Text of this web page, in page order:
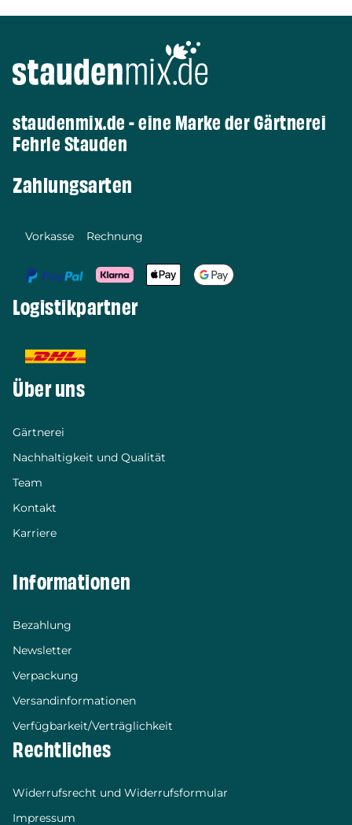
staudenmix.de - eine Marke der Gärtnerei
Fehrle Stauden
Zahlungsarten
Vorkasse Rechnung
Logistikpartner
Über uns
Gärtnerei
Nachhaltigkeit und Qualität
Team
Kontakt
Karriere
Informationen
Bezahlung
Newsletter
Verpackung
Versandinformationen
Verfügbarkeit/Verträglichkeit
Rechtliches
Widerrufsrecht und Widerrufsformular
Impressum